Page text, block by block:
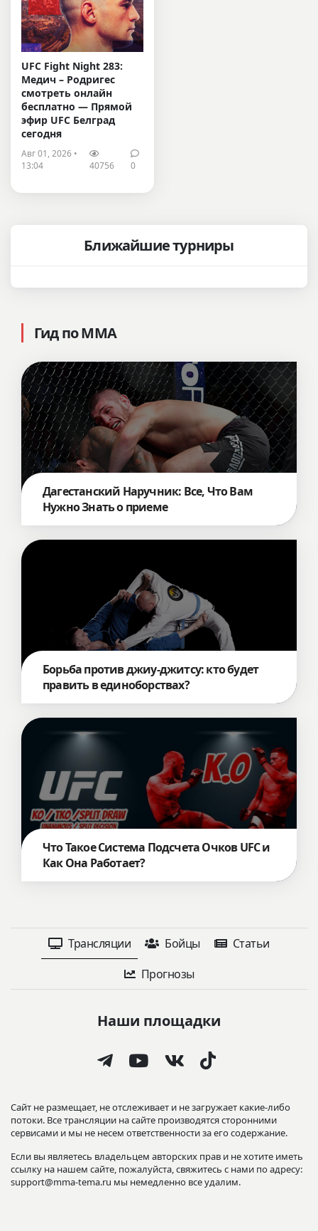
UFC Fight Night 283:
Медич – Родригес
смотреть онлайн
бесплатно — Прямой
эфир UFC Белград
сегодня
Авг 01, 2026 •
13:04
40756 0
Ближайшие турниры
Гид по ММА
Дагестанский Наручник: Все, Что Вам
Нужно Знать о приеме
Борьба против джиу-джитсу: кто будет
править в единоборствах?
Что Такое Система Подсчета Очков UFC и
Как Она Работает?
Трансляции Бойцы
Статьи
Прогнозы
Наши площадки
Сайт не размещает, не отслеживает и не загружает какие-либо
потоки. Все трансляции на сайте производятся сторонними
сервисами и мы не несем ответственности за его содержание.
Если вы являетесь владельцем авторских прав и не хотите иметь
ссылку на нашем сайте, пожалуйста, свяжитесь с нами по адресу:
support@mma-tema.ru мы немедленно все удалим.